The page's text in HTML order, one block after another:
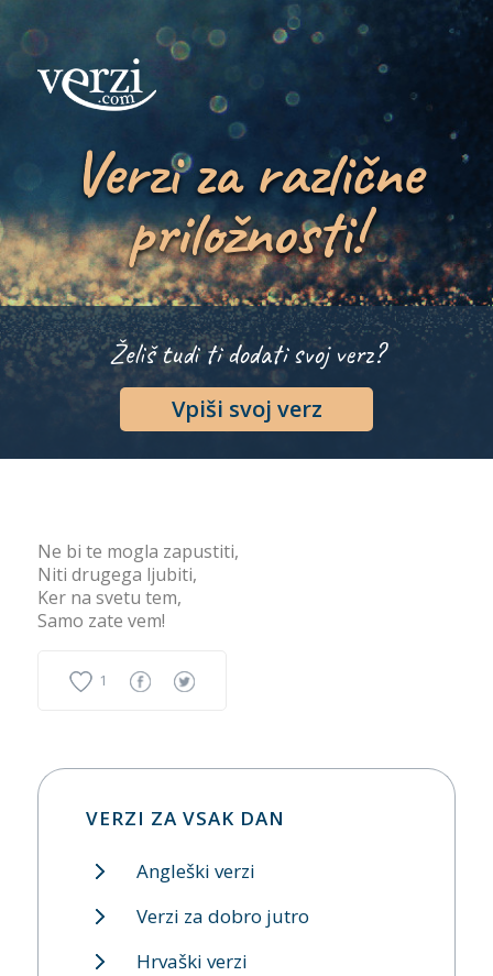
Verzi za različne
priložnosti!
Želiš tudi ti dodati svoj verz?
Vpiši svoj verz
Ne bi te mogla zapustiti,
Niti drugega ljubiti,
Ker na svetu tem,
Samo zate vem!
1
VERZI ZA VSAK DAN
Angleški verzi
Verzi za dobro jutro
Hrvaški verzi